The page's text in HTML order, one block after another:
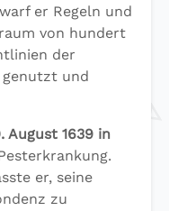
er Regeln und
von hundert
der
genutzt und
August 1639 in
er, seine
zu